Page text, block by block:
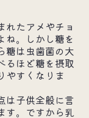
れたアメやチョ
ね。しかし糖を
糖は虫歯菌の大
るほど糖を摂取
やすくなりま
は子供全般に言
す。ですから乳